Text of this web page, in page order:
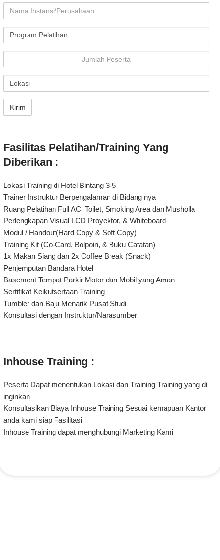
Fasilitas Pelatihan/Training Yang
Diberikan :
Lokasi Training di Hotel Bintang 3-5
Trainer Instruktur Berpengalaman di Bidang nya
Ruang Pelatihan Full AC, Toilet, Smoking Area dan Musholla
Perlengkapan Visual LCD Proyektor, & Whiteboard
Modul / Handout(Hard Copy & Soft Copy)
Training Kit (Co-Card, Bolpoin, & Buku Catatan)
1x Makan Siang dan 2x Coffee Break (Snack)
Penjemputan Bandara Hotel
Basement Tempat Parkir Motor dan Mobil yang Aman
Sertifikat Keikutsertaan Training
Tumbler dan Baju Menarik Pusat Studi
Konsultasi dengan Instruktur/Narasumber
Inhouse Training :
Peserta Dapat menentukan Lokasi dan Training Training yang di
inginkan
Konsultasikan Biaya Inhouse Training Sesuai kemapuan Kantor
anda kami siap Fasilitasi
Inhouse Training dapat menghubungi Marketing Kami